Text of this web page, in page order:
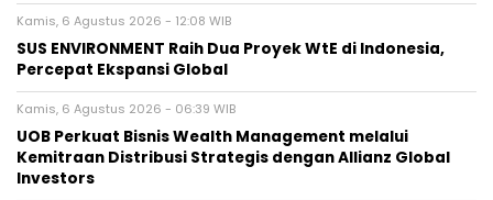
Kamis, 6 Agustus 2026 - 12:08 WIB
SUS ENVIRONMENT Raih Dua Proyek WtE di Indonesia,
Percepat Ekspansi Global
Kamis, 6 Agustus 2026 - 06:39 WIB
UOB Perkuat Bisnis Wealth Management melalui
Kemitraan Distribusi Strategis dengan Allianz Global
Investors